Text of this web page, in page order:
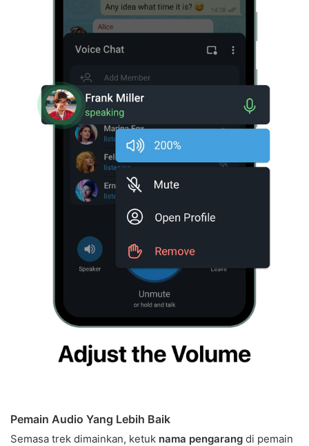
Pemain Audio Yang Lebih Baik
Semasa trek dimainkan, ketuk nama pengarang di pemain